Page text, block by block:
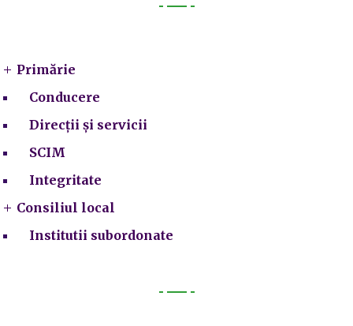
Primărie
Conducere
Direcții și servicii
SCIM
Integritate
Consiliul local
Institutii subordonate